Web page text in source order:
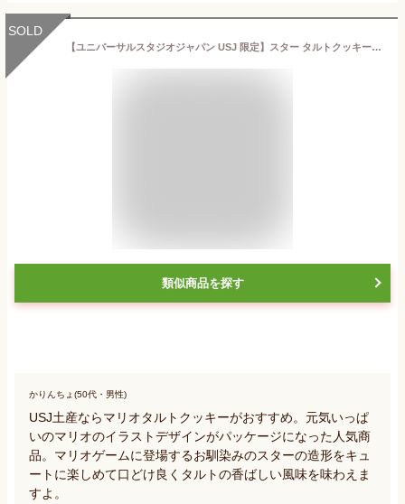
SOLD
【ユニバーサルスタジオジャパン USJ 限定】スター タルトクッキー マリオ スーパー ニンテンドー ワールド お土産 お菓子 ユニバ グッズ
類似商品を探す
かりんちょ(50代・男性)
USJ土産ならマリオタルトクッキーがおすすめ。元気いっぱ
いのマリオのイラストデザインがパッケージになった人気商
品。マリオゲームに登場するお馴染みのスターの造形をキュ
ートに楽しめて口どけ良くタルトの香ばしい風味を味わえま
すよ。